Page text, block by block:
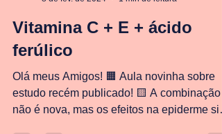
Lucas Portilho
8 de fev. de 2024
Vitamina C + E + ácido
ferúlico